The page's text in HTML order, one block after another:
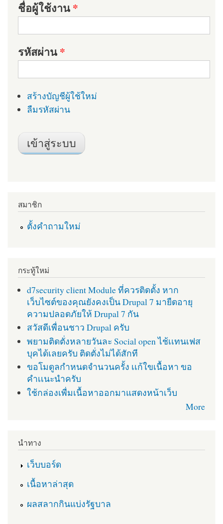
ชื่อผู้ใช้งาน*
รหัสผ่าน*
สร้างบัญชีผู้ใช้ใหม่
ลืมรหัสผ่าน
สมาชิก
ตั้งคำถามใหม่
กระทู้ใหม่
d7security client Module ที่ควรติดตั้ง หาก
เว็บไซต์ของคุณยังคงเป็น Drupal 7 มายืดอายุ
ความปลอดภัยให้ Drupal 7 กัน
สวัสดีเพื่อนชาว Drupal ครับ
พยามติดตั่งหลายวันละ Social open ไช้เเทนเฟส
บุคได้เลยครับ ติดตั่งไม่ได้สักที
ขอโมดูลกำหนดจำนวนครั้ง เเก้ใขเนื้อหา ขอ
คำเเนะนำครับ
ใช้กล่องเพื่มเนื้อหาออกมาแสดงหน้าเว็บ
More
นำทาง
เว็บบอร์ด
เนื้อหาล่าสุด
ผลสลากกินแบ่งรัฐบาล